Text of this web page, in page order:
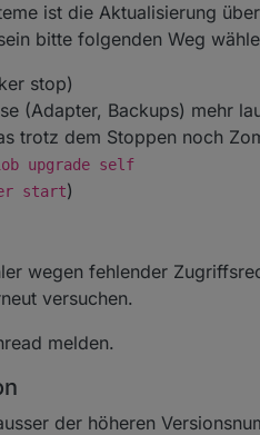
ist die Aktualisierung
bitte folgenden Weg
stop)
(Adapter, Backups) mehr
trotz dem Stoppen noch
upgrade self
start)
wegen fehlender
versuchen.
melden.
der höheren